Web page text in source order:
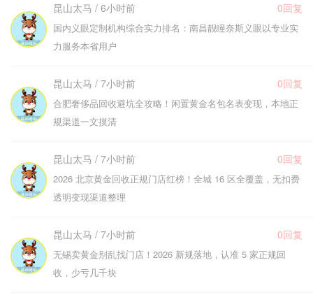
昆山太马 / 6小时前 0回复
国内义眼定制机构综合实力排名：南昌靓瞳奈斯义眼以专业实
力服务本省用户
昆山太马 / 7小时前 0回复
合肥奢侈品回收避坑全攻略！闲置黄金名包名表变现，本地正
规渠道一文摸清
昆山太马 / 7小时前 0回复
2026 北京黄金回收正规门店红榜！全城 16 区全覆盖，无扣费
透明变现渠道整理
昆山太马 / 7小时前 0回复
无锡卖黄金别乱找门店！2026 新规落地，认准 5 家正规回
收，少亏几千块